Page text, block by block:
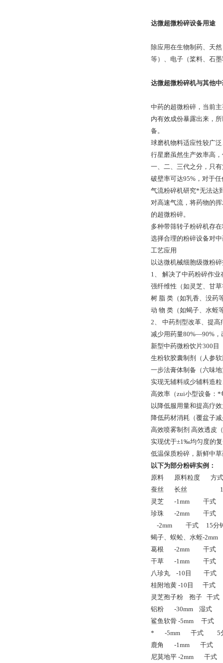
达微超微粉碎设备用途
除应用在生物制药、天
等）、电子（桨料、石
达微超微粉碎机与其他
中药的超微粉碎，当前
内有效成份暴露出来，
备。
球磨机物料适应性较广
行星磨虽然生产效率高
一、二、三代之分，只
破壁率可达95%，对于
气流粉碎机研究*无法达
对高速气流，将药物的
的超微粉碎。
多种带筛转子粉碎机存
选择合理的粉碎设备对
工艺应用
以达微机械细胞级微粉
1、 解决了中药粉碎作业
强纤维性（如灵芝、甘
树 脂 类（如乳香、没药
动 物 类（如蝎子、水蛭
2、 中药剂型改革、提
减少用药量80%—90%，
新型中药微粉饮片300目
生粉软胶囊制剂（人参
一步法膏体制备（六味
实现无辅料或少辅料造
高效率（zui小型设备：*
以降低服用量和提高疗
降低药材消耗（覆盆子
高效喷雾制剂 高效透皮
实现优于±1‰均匀度的
低温保质粉碎，新鲜中
以下为部分粉碎实例：
原料
原料粒度
方式
蚕丝
长丝
灵芝 -1mm 干式
珍珠 -2mm 干式
-2mm 干式 15分
蝎子、蜈蚣、水蛭-2mm
葛根 -2mm 干式
干草 -1mm 干式
八珍丸 -10 目 干式
桂附地黄 -10目
干式
灵芝孢子粉
孢子 干式
铝粉 -30mm 湿式
鲨鱼软骨 -5mm
干式
* -5mm 干式 5
鹿角
-1mm 干式
尼莫地平 -2mm
干式